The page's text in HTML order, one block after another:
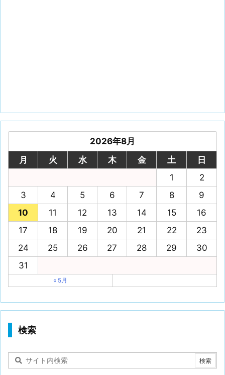
2026年8月
月
火 水 木 金 土
日
1
2
3
4 5 6 7 8
9
10
11 12 13 14 15
16
17
18 19 20 21 22
23
24
25 26 27 28 29
30
31
« 5月
検索